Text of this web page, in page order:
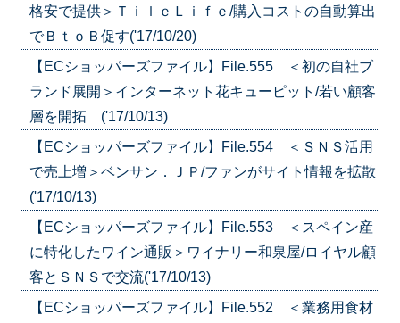
格安で提供＞ＴｉｌｅＬｉｆｅ/購入コストの自動算出
でＢｔｏＢ促す('17/10/20)
【ECショッパーズファイル】File.555 ＜初の自社ブ
ランド展開＞インターネット花キューピット/若い顧客
層を開拓 ('17/10/13)
【ECショッパーズファイル】File.554 ＜ＳＮＳ活用
で売上増＞ベンサン．ＪＰ/ファンがサイト情報を拡散
('17/10/13)
【ECショッパーズファイル】File.553 ＜スペイン産
に特化したワイン通販＞ワイナリー和泉屋/ロイヤル顧
客とＳＮＳで交流('17/10/13)
【ECショッパーズファイル】File.552 ＜業務用食材